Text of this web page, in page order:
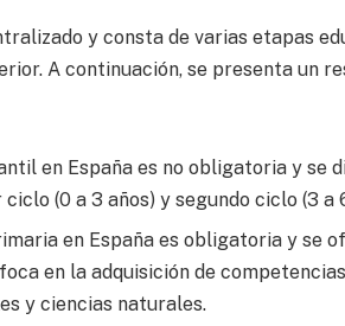
y consta de varias etapas
A continuación, se presenta un
en España es no obligatoria y se
(0 a 3 años) y segundo ciclo (3 a
en España es obligatoria y se
en la adquisición de
y ciencias naturales.